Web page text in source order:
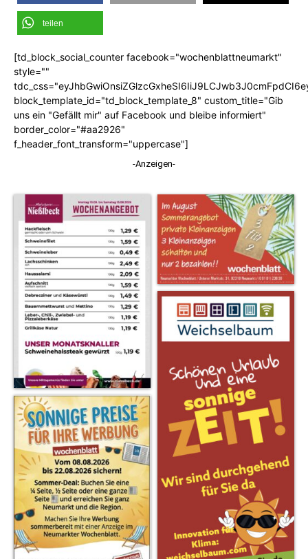
teilen
[td_block_social_counter facebook="wochenblattneumarkt"
style=""
block_template_id="td_block_template_8" custom_title="Gib
uns ein "Gefällt mir" auf Facebook und bleibe informiert"
border_color="#aa2926"
f_header_font_transform="uppercase"]
-Anzeigen-